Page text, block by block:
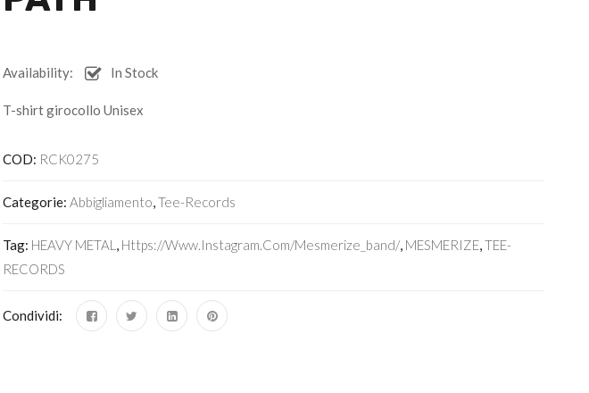
Availability: In Stock
T-shirt girocollo Unisex
COD: RCK0275
Categorie: Abbigliamento,Tee-Records
Tag: HEAVY METAL , Https://www.instagram.com/mesmerize_band/, MESMERIZE,TEE-
RECORDS
Condividi: